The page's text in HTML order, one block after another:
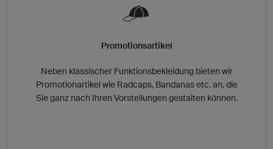
Promotionsartikel
Neben klassischer Funktionsbekleidung bieten wir
Promotionartikel wie Radcaps, Bandanas etc. an, die
Sie ganz nach Ihren Vorstellungen gestalten können.